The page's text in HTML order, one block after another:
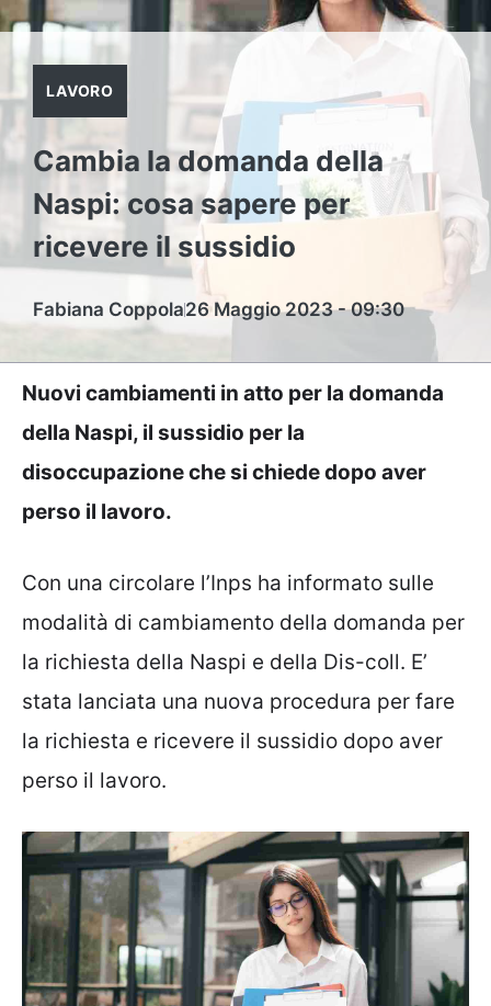
LAVORO
Cambia la domanda della
Naspi: cosa sapere per
ricevere il sussidio
Fabiana Coppola26 Maggio 2023 - 09:30
Nuovi cambiamenti in atto per la domanda
della Naspi, il sussidio per la
disoccupazione che si chiede dopo aver
perso il lavoro.
Con una circolare l’Inps ha informato sulle
modalità di cambiamento della domanda per
la richiesta della Naspi e della Dis-coll. E’
stata lanciata una nuova procedura per fare
la richiesta e ricevere il sussidio dopo aver
perso il lavoro.